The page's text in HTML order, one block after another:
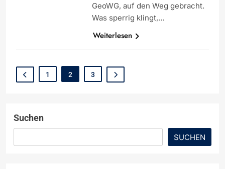
GeoWG, auf den Weg gebracht.
Was sperrig klingt,…
Weiterlesen
1 2 3
Suchen
SUCHEN